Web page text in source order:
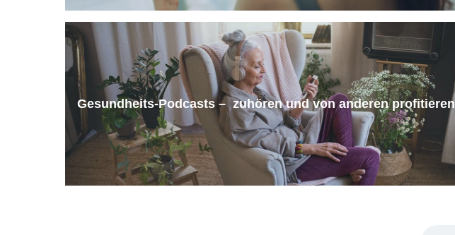
Gesundheits-Podcasts – zuhören und von anderen profitieren